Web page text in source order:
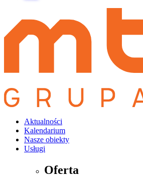
Aktualności
Kalendarium
Nasze obiekty
Usługi
Oferta